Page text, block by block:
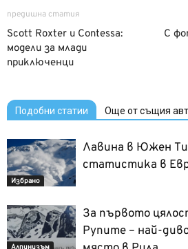
предишна статия
Scott Roxter и Contessa:
модели за млади
приключенци
С
Подобни статии Още от същия
Избрано
Лавина в Южен
статистика в
За първото
Рупите – най-